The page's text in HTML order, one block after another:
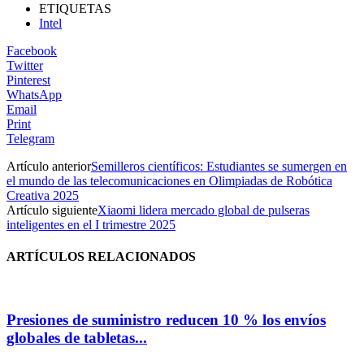
ETIQUETAS
Intel
Facebook
Twitter
Pinterest
WhatsApp
Email
Print
Telegram
Artículo anteriorSemilleros científicos: Estudiantes se sumergen en
el mundo de las telecomunicaciones en Olimpiadas de Robótica
Creativa 2025
Artículo siguienteXiaomi lidera mercado global de pulseras
inteligentes en el I trimestre 2025
ARTÍCULOS RELACIONADOS
Presiones de suministro reducen 10 % los envíos
globales de tabletas...